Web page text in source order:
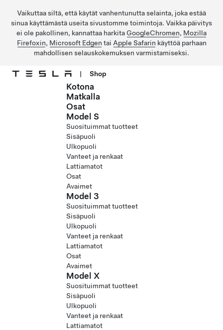
Vaikuttaa siltä, että käytät vanhentunutta selainta, joka estää
sinua käyttämästä useita sivustomme toimintoja. Vaikka päivitys
ei ole pakollinen, kannattaa harkita GoogleChromen, Mozilla
Firefoxin, Microsoft Edgen tai Apple Safarin käyttöä parhaan
mahdollisen selauskokemuksen varmistamiseksi.
| Shop
Kotona
Matkalla
Osat
Model S
Suosituimmat tuotteet
Sisäpuoli
Ulkopuoli
Vanteet ja renkaat
Lattiamatot
Osat
Avaimet
Model 3
Suosituimmat tuotteet
Sisäpuoli
Ulkopuoli
Vanteet ja renkaat
Lattiamatot
Osat
Avaimet
Model X
Suosituimmat tuotteet
Sisäpuoli
Ulkopuoli
Vanteet ja renkaat
Lattiamatot